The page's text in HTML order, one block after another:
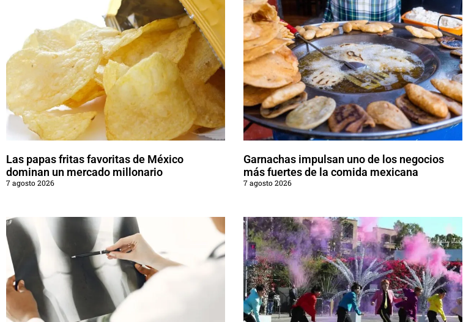
Las papas fritas favoritas de México
dominan un mercado millonario
7 agosto 2026
Garnachas impulsan uno de los negocios
más fuertes de la comida mexicana
7 agosto 2026